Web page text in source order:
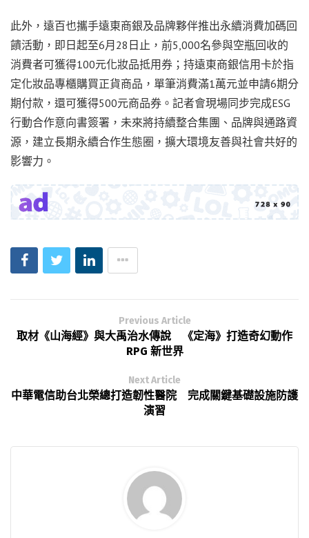
此外，遠百也攜手遠東商銀及品牌夥伴推出永續消費加碼回
饋活動，即日起至6月28日止，前5,000名參與空瓶回收的
消費者可獲得100元化妝品抵用券；持遠東商銀信用卡於指
定化妝品專櫃購買正貨商品，單筆消費滿1萬元並申請6期分
期付款，還可獲得500元商品券。記者會現場同步完成ESG
行動合作意向書簽署，未來將持續整合集團、品牌與通路資
源，建立長期永續合作生態圈，擴大環境友善與社會共好的
影響力。
Previous Article
取材《山海經》與大禹治水傳說 《定海》打造奇幻動作
RPG 新世界
Next Article
中華電信助台北榮總打造韌性醫院 完成關鍵基礎設施防護
演習